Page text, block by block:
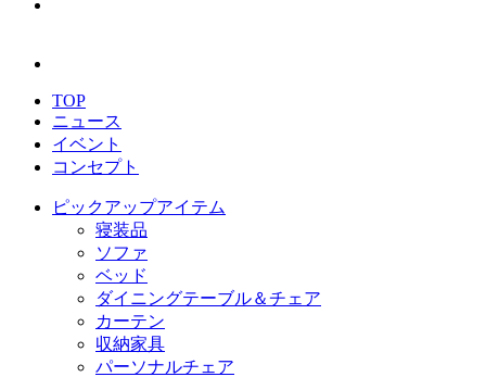
TOP
ニュース
イベント
コンセプト
ピックアップアイテム
寝装品
ソファ
ベッド
ダイニングテーブル＆チェア
カーテン
収納家具
パーソナルチェア